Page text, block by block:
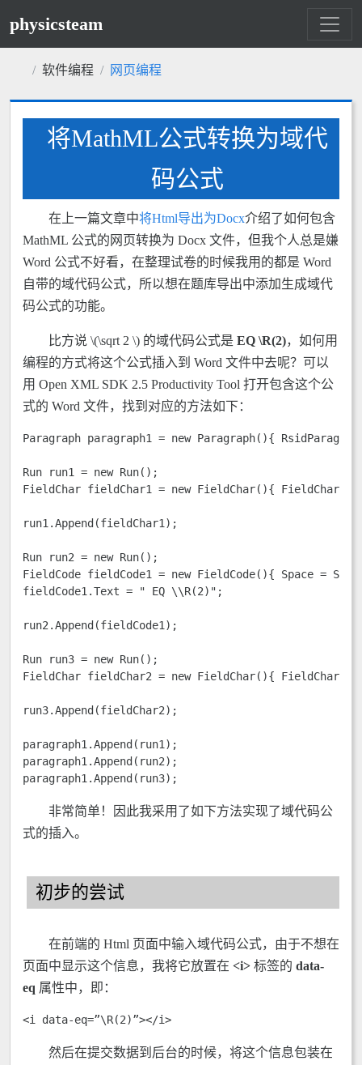
physicsteam
软件编程 网页编程
将MathML公式转换为域代
码公式
在上一篇文章中将Html导出为Docx介绍了如何包含
MathML 公式的网页转换为 Docx 文件，但我个人总是嫌
Word 公式不好看，在整理试卷的时候我用的都是 Word
自带的域代码公式，所以想在题库导出中添加生成域代
码公式的功能。
比方说 \(\sqrt 2 \) 的域代码公式是 EQ \R(2)，如何用
编程的方式将这个公式插入到 Word 文件中去呢？可以
用 Open XML SDK 2.5 Productivity Tool 打开包含这个公
式的 Word 文件，找到对应的方法如下：
Paragraph paragraph1 = new Paragraph(){
Run run1 = new Run();
FieldChar fieldChar1 = new FieldChar(){
run1.Append(fieldChar1);
Run run2 = new Run();
FieldCode fieldCode1 = new FieldCode(){ Space =
fieldCode1.Text = " EQ \\R(2)";
run2.Append(fieldCode1);
Run run3 = new Run();
FieldChar fieldChar2 = new FieldChar(){
run3.Append(fieldChar2);
paragraph1.Append(run1);
paragraph1.Append(run2);
paragraph1.Append(run3);
非常简单！因此我采用了如下方法实现了域代码公
式的插入。
初步的尝试
在前端的 Html 页面中输入域代码公式，由于不想在
页面中显示这个信息，我将它放置在 <i> 标签的 data-
eq 属性中，即：
<i data-eq=”\R(2)”></i>
然后在提交数据到后台的时候，将这个信息包装在